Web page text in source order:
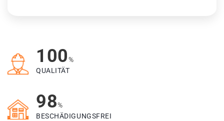
100%
QUALITÄT
98%
BESCHÄDIGUNGSFREI